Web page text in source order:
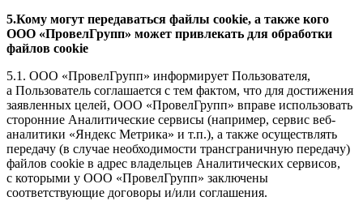
5.Кому могут передаваться файлы cookie, а также кого
ООО «ПровелГрупп» может привлекать для обработки
файлов cookie
5.1. ООО «ПровелГрупп» информирует Пользователя,
а Пользователь соглашается с тем фактом, что для достижения
заявленных целей, ООО «ПровелГрупп» вправе использовать
сторонние Аналитические сервисы (например, сервис веб-
аналитики «Яндекс Метрика» и т.п.), а также осуществлять
передачу (в случае необходимости трансграничную передачу)
файлов cookie в адрес владельцев Аналитических сервисов,
с которыми у ООО «ПровелГрупп» заключены
соответствующие договоры и/или соглашения.